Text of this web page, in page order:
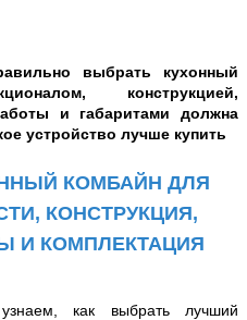
выбрать кухонный
конструкцией,
и габаритами должна
устройство лучше купить
КОМБАЙН ДЛЯ
КОНСТРУКЦИЯ,
И КОМПЛЕКТАЦИЯ
как выбрать лучший